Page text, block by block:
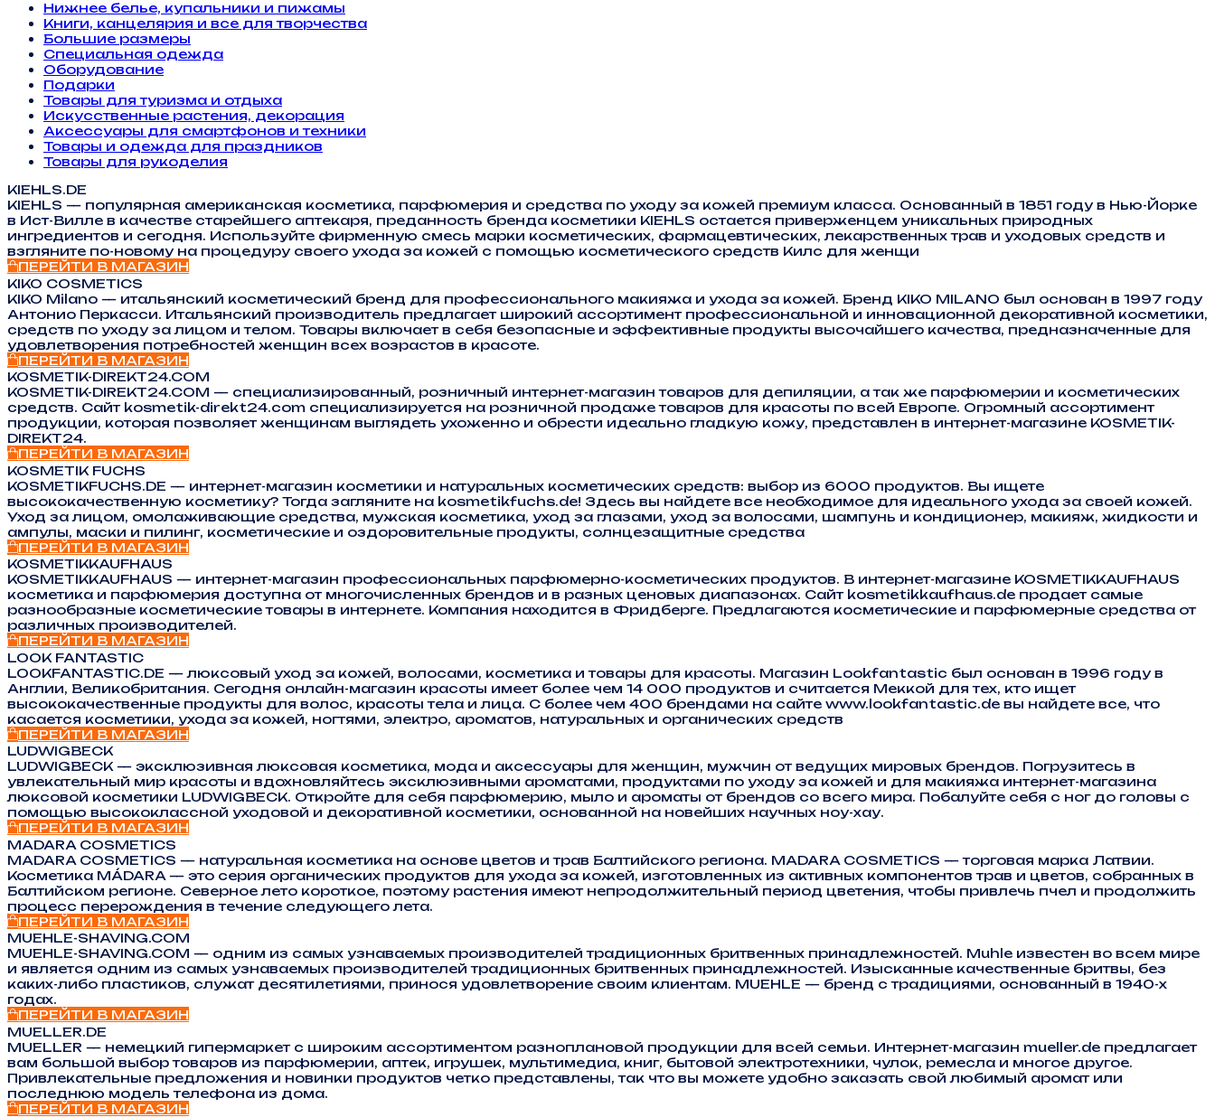
Нижнее белье, купальники и пижамы
Книги, канцелярия и все для творчества
Большие размеры
Специальная одежда
Оборудование
Подарки
Товары для туризма и отдыха
Искусственные растения, декорация
Аксессуары для смартфонов и техники
Товары и одежда для праздников
Товары для рукоделия
KIEHLS.DE
KIEHLS — популярная американская косметика, парфюмерия и средства по уходу за кожей премиум класса. Основанный в 1851 году в Нью-Йорке
в Ист-Вилле в качестве старейшего аптекаря, преданность бренда косметики KIEHLS остается приверженцем уникальных природных
ингредиентов и сегодня. Используйте фирменную смесь марки косметических, фармацевтических, лекарственных трав и уходовых средств и
взгляните по-новому на процедуру своего ухода за кожей с помощью косметического средств Килс для женщи
ПЕРЕЙТИ В МАГАЗИН
KIKO COSMETICS
KIKO Milano — итальянский косметический бренд для профессионального макияжа и ухода за кожей. Бренд KIKO MILANO был основан в 1997 году
Антонио Перкасси. Итальянский производитель предлагает широкий ассортимент профессиональной и инновационной декоративной косметики,
средств по уходу за лицом и телом. Товары включает в себя безопасные и эффективные продукты высочайшего качества, предназначенные для
удовлетворения потребностей женщин всех возрастов в красоте.
ПЕРЕЙТИ В МАГАЗИН
KOSMETIK-DIREKT24.COM
KOSMETIK-DIREKT24.COM — специализированный, розничный интернет-магазин товаров для депиляции, а так же парфюмерии и косметических
средств. Сайт kosmetik-direkt24.com специализируется на розничной продаже товаров для красоты по всей Европе. Огромный ассортимент
продукции, которая позволяет женщинам выглядеть ухоженно и обрести идеально гладкую кожу, представлен в интернет-магазине KOSMETIK-
DIREKT24.
ПЕРЕЙТИ В МАГАЗИН
KOSMETIK FUCHS
KOSMETIKFUCHS.DE — интернет-магазин косметики и натуральных косметических средств: выбор из 6000 продуктов. Вы ищете
высококачественную косметику? Тогда загляните на kosmetikfuchs.de! Здесь вы найдете все необходимое для идеального ухода за своей кожей.
Уход за лицом, омолаживающие средства, мужская косметика, уход за глазами, уход за волосами, шампунь и кондиционер, макияж, жидкости и
ампулы, маски и пилинг, косметические и оздоровительные продукты, солнцезащитные средства
ПЕРЕЙТИ В МАГАЗИН
KOSMETIKKAUFHAUS
KOSMETIKKAUFHAUS — интернет-магазин профессиональных парфюмерно-косметических продуктов. В интернет-магазине KOSMETIKKAUFHAUS
косметика и парфюмерия доступна от многочисленных брендов и в разных ценовых диапазонах. Сайт kosmetikkaufhaus.de продает самые
разнообразные косметические товары в интернете. Компания находится в Фридберге. Предлагаются косметические и парфюмерные средства от
различных производителей.
ПЕРЕЙТИ В МАГАЗИН
LOOK FANTASTIC
LOOKFANTASTIC.DE — люксовый уход за кожей, волосами, косметика и товары для красоты. Магазин Lookfantastic был основан в 1996 году в
Англии, Великобритания. Сегодня онлайн-магазин красоты имеет более чем 14 000 продуктов и считается Меккой для тех, кто ищет
высококачественные продукты для волос, красоты тела и лица. С более чем 400 брендами на сайте www.lookfantastic.de вы найдете все, что
касается косметики, ухода за кожей, ногтями, электро, ароматов, натуральных и органических средств
ПЕРЕЙТИ В МАГАЗИН
LUDWIGBECK
LUDWIGBECK — эксклюзивная люксовая косметика, мода и аксессуары для женщин, мужчин от ведущих мировых брендов. Погрузитесь в
увлекательный мир красоты и вдохновляйтесь эксклюзивными ароматами, продуктами по уходу за кожей и для макияжа интернет-магазина
люксовой косметики LUDWIGBECK. Откройте для себя парфюмерию, мыло и ароматы от брендов со всего мира. Побалуйте себя с ног до головы с
помощью высококлассной уходовой и декоративной косметики, основанной на новейших научных ноу-хау.
ПЕРЕЙТИ В МАГАЗИН
MADARA COSMETICS
MADARA COSMETICS — натуральная косметика на основе цветов и трав Балтийского региона. MADARA COSMETICS — торговая марка Латвии.
Косметика MÁDARA — это серия органических продуктов для ухода за кожей, изготовленных из активных компонентов трав и цветов, собранных в
Балтийском регионе. Северное лето короткое, поэтому растения имеют непродолжительный период цветения, чтобы привлечь пчел и продолжить
процесс перерождения в течение следующего лета.
ПЕРЕЙТИ В МАГАЗИН
MUEHLE-SHAVING.COM
MUEHLE-SHAVING.COM — одним из самых узнаваемых производителей традиционных бритвенных принадлежностей. Muhle известен во всем мире
и является одним из самых узнаваемых производителей традиционных бритвенных принадлежностей. Изысканные качественные бритвы, без
каких-либо пластиков, служат десятилетиями, принося удовлетворение своим клиентам. MUEHLE — бренд с традициями, основанный в 1940-х
годах.
ПЕРЕЙТИ В МАГАЗИН
MUELLER.DE
MUELLER — немецкий гипермаркет с широким ассортиментом разноплановой продукции для всей семьи. Интернет-магазин mueller.de предлагает
вам большой выбор товаров из парфюмерии, аптек, игрушек, мультимедиа, книг, бытовой электротехники, чулок, ремесла и многое другое.
Привлекательные предложения и новинки продуктов четко представлены, так что вы можете удобно заказать свой любимый аромат или
последнюю модель телефона из дома.
ПЕРЕЙТИ В МАГАЗИН